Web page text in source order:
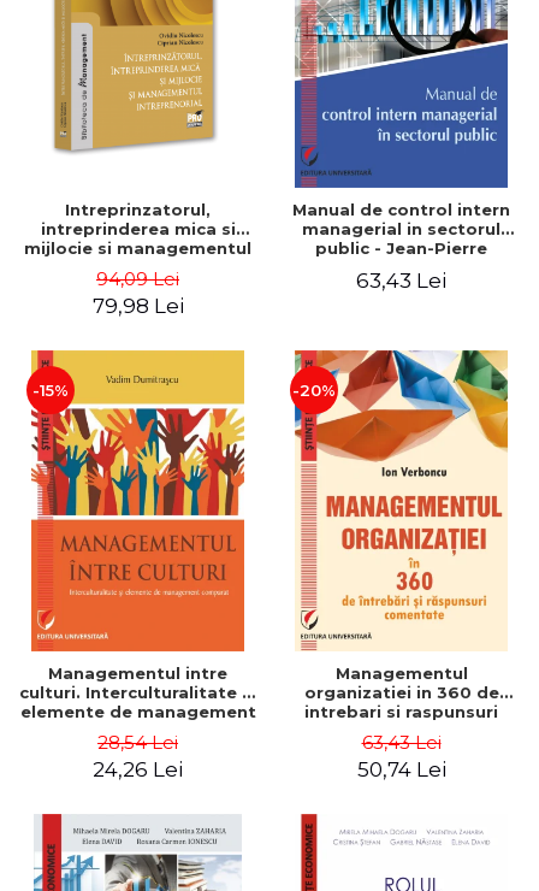
Intreprinzatorul,
intreprinderea mica si
mijlocie si managementul
Nicolescu, Ciprian
Nicolescu
94,09 Lei
79,98 Lei
Manual de control intern
managerial in sectorul
public - Jean-Pierre
63,43 Lei
-15%
Managementul intre
culturi. Interculturalitate si
elemente de management
Dumitrascu
28,54 Lei
24,26 Lei
-20%
Managementul
organizatiei in 360 de
intrebari si raspunsuri
63,43 Lei
50,74 Lei